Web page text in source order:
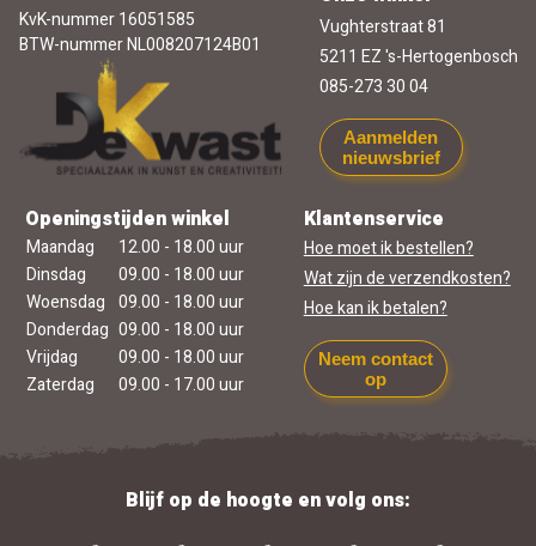
KvK-nummer 16051585
BTW-nummer NL008207124B01
Vughterstraat 81
5211 EZ 's-Hertogenbosch
085-273 30 04
Aanmelden
nieuwsbrief
Openingstijden winkel
Maandag
12.00 - 18.00 uur
Dinsdag
09.00 - 18.00 uur
Woensdag 09.00 - 18.00 uur
Donderdag 09.00 - 18.00 uur
Vrijdag
09.00 - 18.00 uur
Zaterdag
09.00 - 17.00 uur
Klantenservice
Hoe moet ik bestellen?
Wat zijn de verzendkosten?
Hoe kan ik betalen?
Neem contact
op
Blijf op de hoogte en volg ons: